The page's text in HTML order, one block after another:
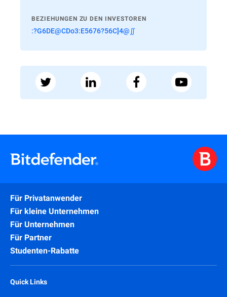
BEZIEHUNGEN ZU DEN INVESTOREN
:?G6DE@CDo3:E5676?56C]4@∬
Für Privatanwender
Für kleine Unternehmen
Für Unternehmen
Für Partner
Studenten-Rabatte
Quick Links